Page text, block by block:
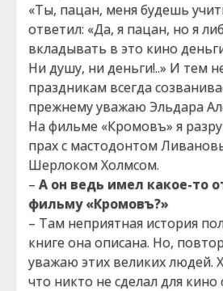
«Ты, пацан, меня будешь
ответил: «Да, я пацан, но я
вкладывать в это кино
Ни душу, ни деньги!..» И тем
праздникам всегда
прежнему уважаю Эльдара
На фильме «Кромовъ» я
прах с мастодонтом
Шерлоком Холмсом.
– А он ведь имел какое-то
фильму «Кромовъ?»
– Там неприятная история
книге она описана. Но,
уважаю этих великих людей.
что никто не сделал для кино